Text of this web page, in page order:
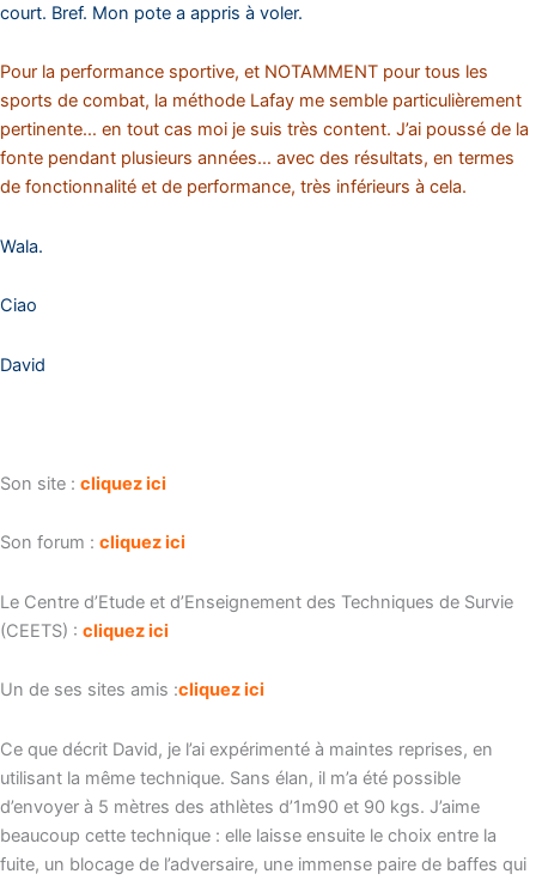
court. Bref. Mon pote a appris à voler.
Pour la performance sportive, et NOTAMMENT pour tous les
sports de combat, la méthode Lafay me semble particulièrement
pertinente… en tout cas moi je suis très content. J’ai poussé de la
fonte pendant plusieurs années… avec des résultats, en termes
de fonctionnalité et de performance, très inférieurs à cela.
Wala.
Ciao
David
Son site : cliquez ici
Son forum : cliquez ici
Le Centre d’Etude et d’Enseignement des Techniques de Survie
(CEETS) : cliquez ici
Un de ses sites amis :cliquez ici
Ce que décrit David, je l’ai expérimenté à maintes reprises, en
utilisant la même technique. Sans élan, il m’a été possible
d’envoyer à 5 mètres des athlètes d’1m90 et 90 kgs. J’aime
beaucoup cette technique : elle laisse ensuite le choix entre la
fuite, un blocage de l’adversaire, une immense paire de baffes qui